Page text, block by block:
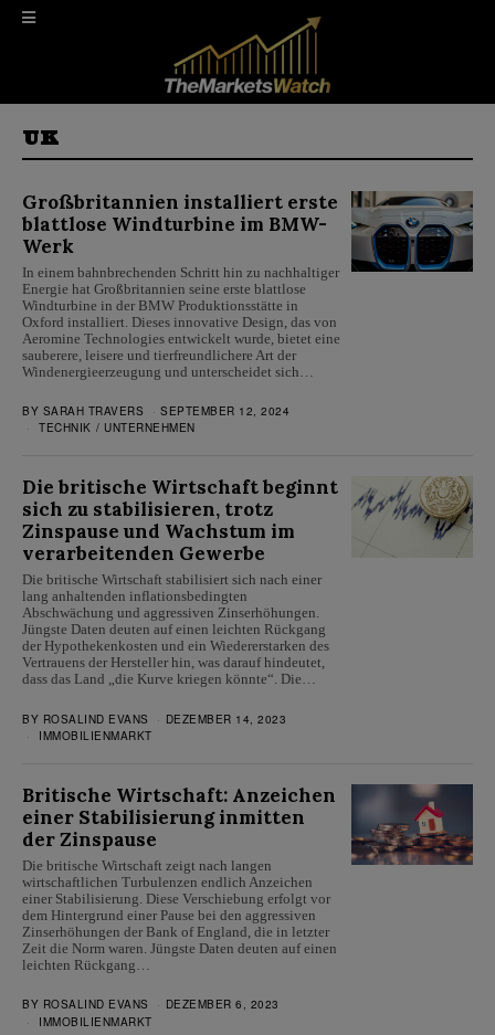
UK
Großbritannien installiert erste
blattlose Windturbine im BMW-
Werk
In einem bahnbrechenden Schritt hin zu nachhaltiger
Energie hat Großbritannien seine erste blattlose
Windturbine in der BMW Produktionsstätte in
Oxford installiert. Dieses innovative Design, das von
Aeromine Technologies entwickelt wurde, bietet eine
sauberere, leisere und tierfreundlichere Art der
Windenergieerzeugung und unterscheidet sich…
BY SARAH TRAVERS
SEPTEMBER 12, 2024
TECHNIK / UNTERNEHMEN
Die britische Wirtschaft beginnt
sich zu stabilisieren, trotz
Zinspause und Wachstum im
verarbeitenden Gewerbe
Die britische Wirtschaft stabilisiert sich nach einer
lang anhaltenden inflationsbedingten
Abschwächung und aggressiven Zinserhöhungen.
Jüngste Daten deuten auf einen leichten Rückgang
der Hypothekenkosten und ein Wiedererstarken des
Vertrauens der Hersteller hin, was darauf hindeutet,
dass das Land „die Kurve kriegen könnte“. Die…
BY ROSALIND EVANS
DEZEMBER 14, 2023
IMMOBILIENMARKT
Britische Wirtschaft: Anzeichen
einer Stabilisierung inmitten
der Zinspause
Die britische Wirtschaft zeigt nach langen
wirtschaftlichen Turbulenzen endlich Anzeichen
einer Stabilisierung. Diese Verschiebung erfolgt vor
dem Hintergrund einer Pause bei den aggressiven
Zinserhöhungen der Bank of England, die in letzter
Zeit die Norm waren. Jüngste Daten deuten auf einen
leichten Rückgang…
BY ROSALIND EVANS
DEZEMBER 6, 2023
IMMOBILIENMARKT